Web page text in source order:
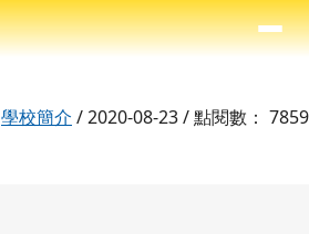
⏸
學校簡介 / 2020-08-23 / 點閱數： 7859